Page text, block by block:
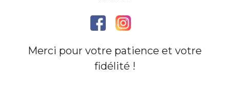
Merci pour votre patience et votre
fidélité !